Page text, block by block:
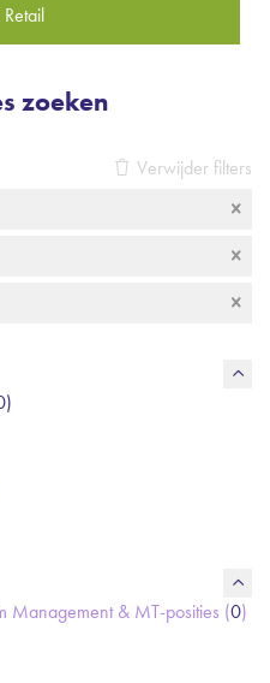
zoeken
Verwijder filters
)
Management & MT-posities (0)